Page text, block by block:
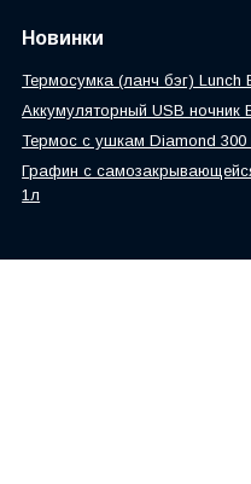
Новинки
Термосумка (ланч бэг) Lunch
Аккумуляторный USB ночник
Теpмоc c ушкам Diamond 300
Графин с
1л